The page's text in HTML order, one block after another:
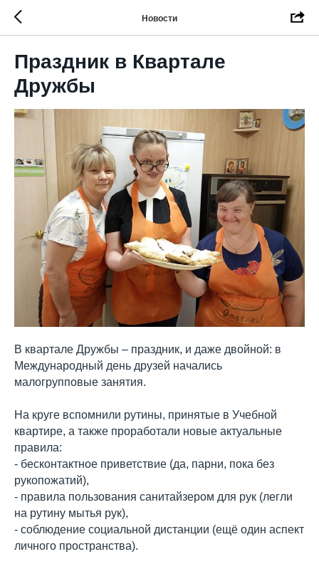
Новости
Праздник в Квартале
Дружбы
В квартале Дружбы – праздник, и даже двойной: в
Международный день друзей начались
малогрупповые занятия.
На круге вспомнили рутины, принятые в Учебной
квартире, а также проработали новые актуальные
правила:
- бесконтактное приветствие (да, парни, пока без
рукопожатий),
- правила пользования санитайзером для рук (легли
на рутину мытья рук),
- соблюдение социальной дистанции (ещё один аспект
личного пространства).